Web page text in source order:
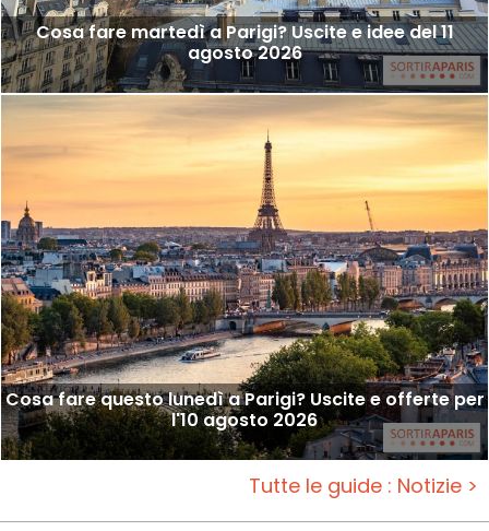
Cosa fare martedì a Parigi? Uscite e idee del 11
agosto 2026
Cosa fare questo lunedì a Parigi? Uscite e offerte per
l'10 agosto 2026
Tutte le guide : Notizie >